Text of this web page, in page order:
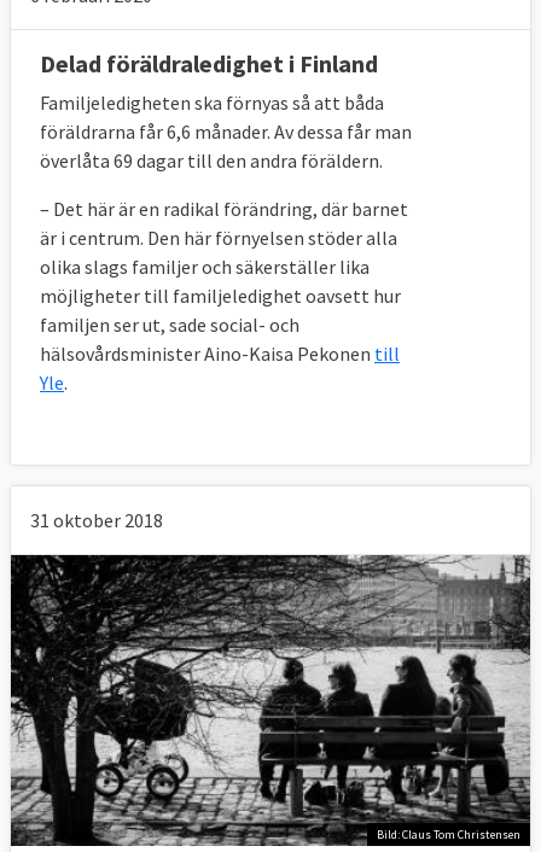
Delad föräldraledighet i Finland
Familjeledigheten ska förnyas så att båda
föräldrarna får 6,6 månader. Av dessa får man
överlåta 69 dagar till den andra föräldern.
– Det här är en radikal förändring, där barnet
är i centrum. Den här förnyelsen stöder alla
olika slags familjer och säkerställer lika
möjligheter till familjeledighet oavsett hur
familjen ser ut, sade social- och
hälsovårdsminister Aino-Kaisa Pekonen till
Yle.
31 oktober 2018
Bild: Claus Tom Christensen